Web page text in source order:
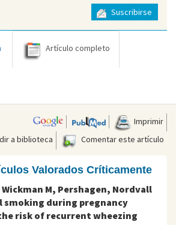
Suscribirse
Artículo completo
Imprimir
a biblioteca
Comentar este artículo
Valorados Críticamente
Wickman M, Pershagen, Nordvall
smoking during pregnancy
risk of recurrent wheezing